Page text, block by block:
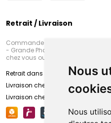
Nous
Nous
Retrait / Livraison
Commandez en ligne et venez
- Grande Pharmacie d’Amiens
chez vous ou en point retrait
Retrait dans la pharmacie
Livraison chez vous
Livraison chez votre commerçant